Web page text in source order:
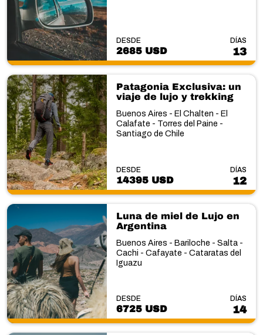
DESDE
2685 USD
DÍAS
13
Patagonia Exclusiva: un
viaje de lujo y trekking
Buenos Aires - El Chalten - El
Calafate - Torres del Paine -
Santiago de Chile
DESDE
14395 USD
DÍAS
12
Luna de miel de Lujo en
Argentina
Buenos Aires - Bariloche - Salta -
Cachi - Cafayate - Cataratas del
Iguazu
DESDE
6725 USD
DÍAS
14